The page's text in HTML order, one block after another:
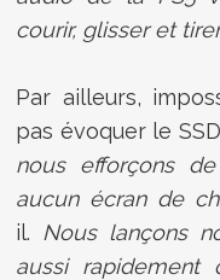
courir, glisser et
Par ailleurs,
pas évoquer le
nous efforçons
aucun écran de
il. Nous lançons
aussi